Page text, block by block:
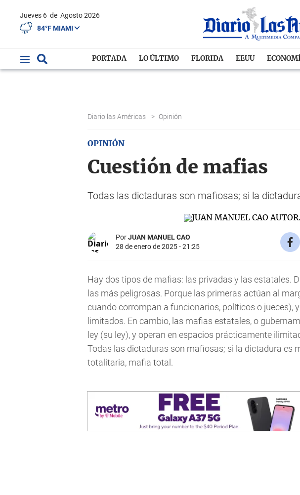
Jueves 6 de Agosto 2026
84°F MIAMI
PORTADA LO ÚLTIMO FLORIDA EEUU
Diario las Américas > Opinión
OPINIÓN
Cuestión de mafias
Todas las dictaduras son mafiosas; si la
PorJUAN MANUEL CAO
28 de enero de 2025 - 21:25
Hay dos tipos de mafias: las privadas y las estatales.
las más peligrosas. Porque las primeras actúan al
cuando corrompan a funcionarios, políticos o jueces),
limitados. En cambio, las mafias estatales, o
ley (su ley), y operan en espacios prácticamente
Todas las dictaduras son mafiosas; si la dictadura es
totalitaria, mafia total.